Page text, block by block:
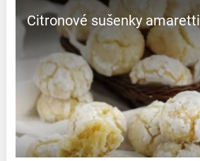
Citronové sušenky amaretti